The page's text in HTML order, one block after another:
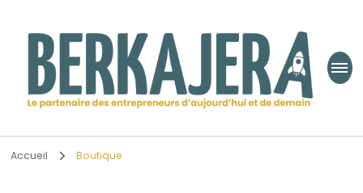
Berkajera
Accueil Boutique